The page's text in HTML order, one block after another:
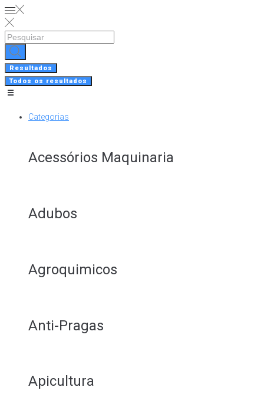
Skip
to
content
Search
Resultados
Todos os resultados
Categorias
Acessórios Maquinaria
Adubos
Agroquimicos
Anti-Pragas
Apicultura